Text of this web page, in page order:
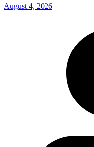
August 4, 2026